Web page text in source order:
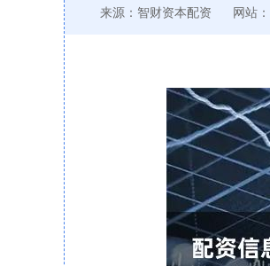
来源：智财资本配资 网站